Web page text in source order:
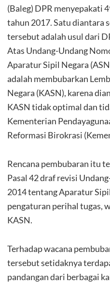
(Baleg) DPR menyepakati
tahun 2017. Satu diantara
tersebut adalah usul dari
Atas Undang-Undang
Aparatur Sipil Negara
adalah membubarkan
Negara (KASN), karena
KASN tidak optimal dan
Kementerian
Reformasi Birokrasi
Rencana pembubaran itu
Pasal 42 draf revisi
2014 tentang Aparatur
pengaturan perihal tugas,
KASN.
Terhadap wacana
tersebut setidaknya
pandangan dari berbagai